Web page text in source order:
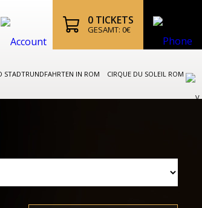
0 TICKETS
GESAMT: 0€
STADTRUNDFAHRTEN IN ROM CIRQUE DU SOLEIL ROM